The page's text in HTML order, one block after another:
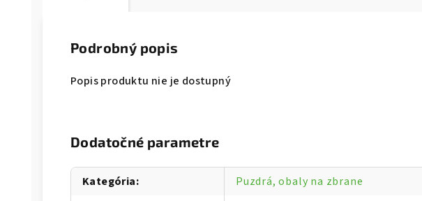
Podrobný popis
Popis produktu nie je dostupný
Dodatočné parametre
Kategória:
Puzdrá, obaly na zbrane